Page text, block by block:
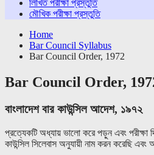
লিখিত পরীক্ষা প্রস্তুতি
মৌখিক পরীক্ষা প্রস্তুতি
Home
Bar Council Syllabus
Bar Council Order, 1972
Bar Council Order,
বাংলাদেশ বার কাউন্সিল আদেশ, ১৯৭২
প্রত্যেকটি অধ্যায় ভালো করে পড়ুন এবং পরীক্ষা
কাউন্সিল সিলেবাস অনুযায়ী নাম করন করেছি এবং